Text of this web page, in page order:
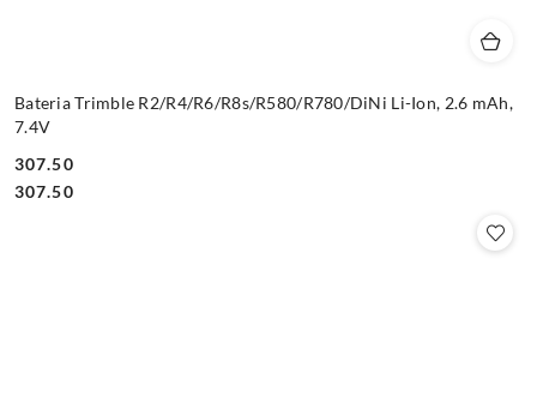
Bateria Trimble R2/R4/R6/R8s/R580/R780/DiNi Li-Ion, 2.6 mAh,
7.4V
Cena:
307.50
Cena:
307.50